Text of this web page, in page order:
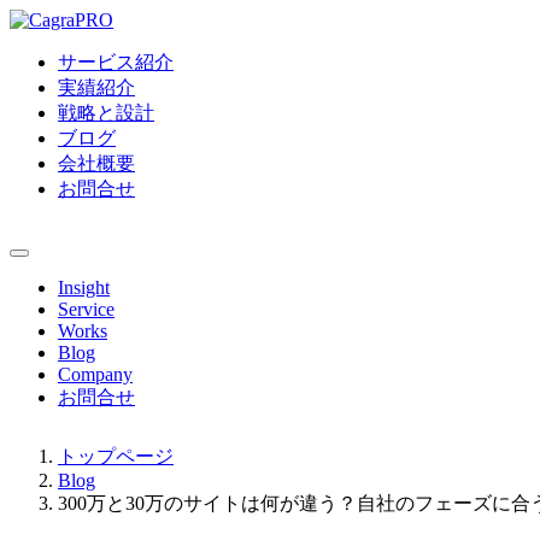
サービス紹介
実績紹介
戦略と設計
ブログ
会社概要
お問合せ
Insight
Service
Works
Blog
Company
お問合せ
トップページ
Blog
300万と30万のサイトは何が違う？自社のフェーズに合